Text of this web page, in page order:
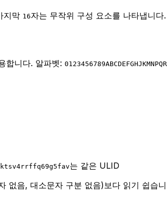
지막 16자는 무작위 구성 요소를 나타냅니다.
합니다. 알파벳:
는 같은 ULID
음, 대소문자 구분 없음)보다 읽기 쉽습